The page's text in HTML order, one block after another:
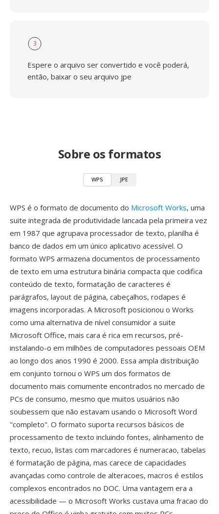
3
Espere o arquivo ser convertido e você poderá,
então, baixar o seu arquivo jpe
Sobre os formatos
WPS JPE
WPS é o formato de documento do Microsoft Works, uma
suite integrada de produtividade lancada pela primeira vez
em 1987 que agrupava processador de texto, planilha é
banco de dados em um único aplicativo acessível. O
formato WPS armazena documentos de processamento
de texto em uma estrutura binária compacta que codifica
conteúdo de texto, formatação de caracteres é
parágrafos, layout de página, cabeçalhos, rodapes é
imagens incorporadas. A Microsoft posicionou o Works
como uma alternativa de nível consumidor a suite
Microsoft Office, mais cara é rica em recursos, pré-
instalando-o em milhões de computadores pessoais OEM
ao longo dos anos 1990 é 2000. Essa ampla distribuição
em conjunto tornou o WPS um dos formatos de
documento mais comumente encontrados no mercado de
PCs de consumo, mesmo que muitos usuários não
soubessem que não estavam usando o Microsoft Word
"completo". O formato suporta recursos básicos de
processamento de texto incluindo fontes, alinhamento de
texto, recuo, listas com marcadores é numeracao, tabelas
é formatação de página, mas carece de capacidades
avançadas como controle de alteracoes, macros é estilos
complexos encontrados no DOC. Uma vantagem era a
acessibilidade — o Microsoft Works custava uma fracao do